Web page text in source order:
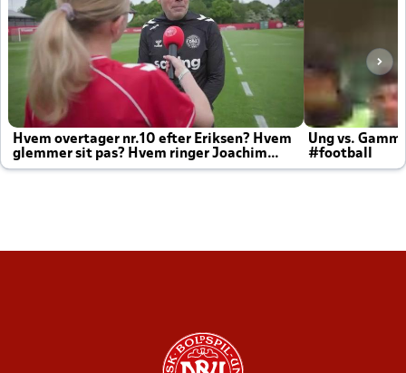
Hvem overtager nr.10 efter Eriksen? Hvem
glemmer sit pas? Hvem ringer Joachim
altid til efter kampe?
Ung vs.
#football